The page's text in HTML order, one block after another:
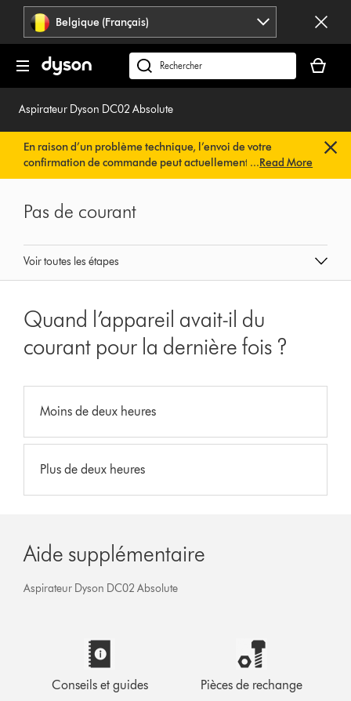
Sauter
pages
Belgique (Français)
Rechercher
des
produits
panier
est
Aspirateur Dyson DC02 Absolute
En raison d’un problème technique, l’envoi de votre
confirmation de commande peut actuellement être
retardé. Nous travaillons déjà à une solution rapide.Vous
commande vous sera envoyée automatiquement dans les
...Read More
Voir toutes les étapes
Pas de courant
Quand l’appareil avait-il du
courant pour la dernière fois ?
Moins de deux heures
Plus de deux heures
Aide supplémentaire
Aspirateur Dyson DC02 Absolute
Conseils et guides Pièces de rechange